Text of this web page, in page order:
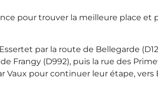
pour trouver la meilleure place
par la route de Bellegarde
Frangy (D992), puis la rue des
Vaux pour continuer leur étape,